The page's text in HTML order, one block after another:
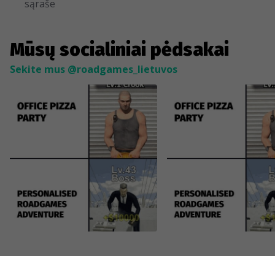
sąraše
Mūsų socialiniai pėdsakai
Sekite mus @roadgames_lietuvos